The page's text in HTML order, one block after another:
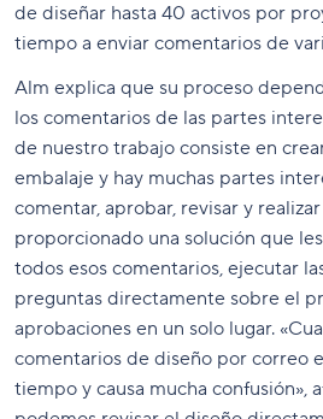
de diseñar hasta 40 activos por
tiempo a enviar comentarios de
Alm explica que su proceso
los comentarios de las partes
de nuestro trabajo consiste en
embalaje y hay muchas partes
comentar, aprobar, revisar y
proporcionado una solución que
todos esos comentarios, ejecutar
preguntas directamente sobre el
aprobaciones en un solo lugar.
comentarios de diseño por correo
tiempo y causa mucha confusión»,